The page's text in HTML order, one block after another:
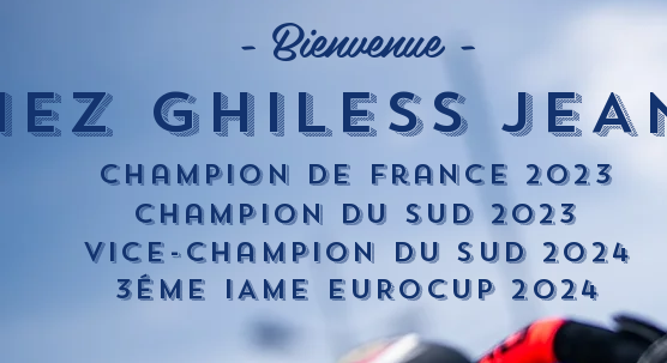
- Bienvenue -
GHILESS
Champion de France 2023
Champion du sud 2023
Vice-Champion du sud 2024
3éME IAME EUROCUP 2024